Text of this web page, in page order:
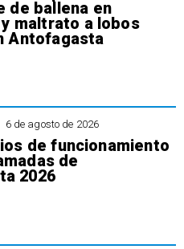
de ballena en
maltrato a lobos
Antofagasta
6 de agosto de 2026
de funcionamiento
de
2026